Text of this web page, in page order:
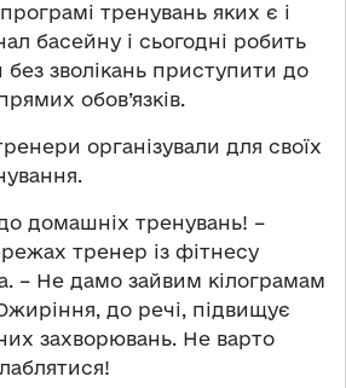
тренувань яких є і
басейну і сьогодні робить
зволікань приступити до
обов’язків.
організували для своїх
домашніх тренувань! –
тренер із фітнесу
– Не дамо зайвим кілограмам
до речі, підвищує
захворювань. Не варто